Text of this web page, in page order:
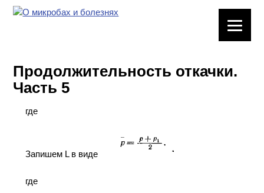
ХИМИЧЕСКАЯ
ПОСУДА
МЕТОДЫ
Продолжительность откачки.
Часть 5
где
Запишем L в виде
где